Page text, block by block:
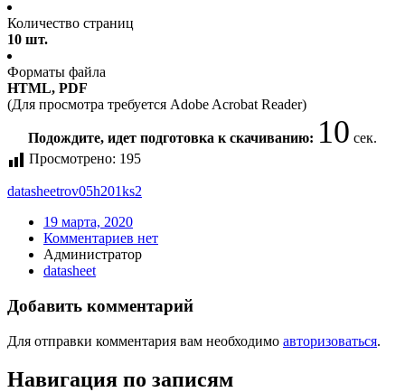
Количество страниц
10 шт.
Форматы файла
HTML, PDF
(Для просмотра требуется Adobe Acrobat Reader)
Подождите, идет подготовка к скачиванию: 10 сек.
Просмотрено: 195
datasheetrov05h201ks2
19 марта, 2020
Комментариев нет
Администратор
datasheet
Добавить комментарий
Для отправки комментария вам необходимо авторизоваться.
Навигация по записям